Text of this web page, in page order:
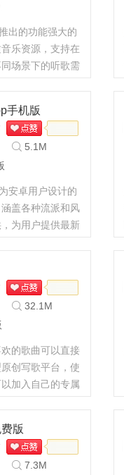
出的功能强大的
乐资源，支持在
场景下的听歌需
手机版
5.1M
安卓用户设计的
盖各种流派和风
为用户提供最新
32.1M
的歌曲可以直接
创写歌平台，使
加入自己的专属
版
7.3M